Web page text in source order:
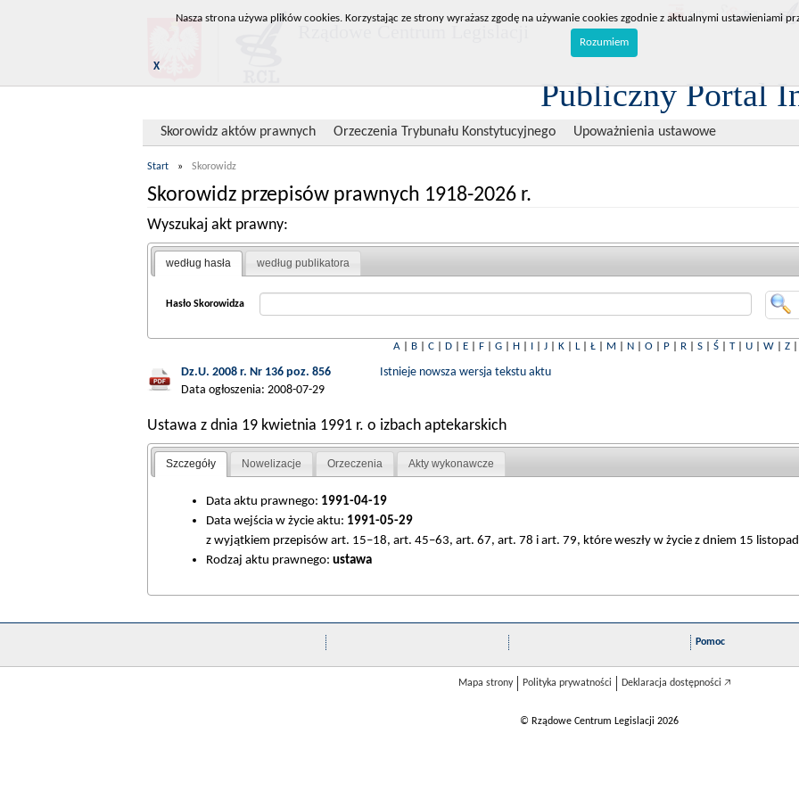
BIP RPL
Publiczny Portal
Skorowidz aktów prawnych Orzeczenia Trybunału Konstytucyjnego Upoważnienia ustawowe
Start » Skorowidz
Skorowidz przepisów prawnych 1918-2026 r.
Wyszukaj akt prawny:
według hasła według publikatora
Hasło Skorowidza
A| B| C| D| E| F| G| H| I| J| K| L| Ł| M N| O| P| R| S| Ś| T| U| W| Z|
Dz.U. 2008 r. Nr 136 poz. 856
Data ogłoszenia: 2008-07-29
Istnieje nowsza wersja tekstu aktu
Ustawa z dnia 19 kwietnia 1991 r. o izbach aptekarskich
Szczegóły Nowelizacje Orzeczenia Akty wykonawcze
Data aktu prawnego: 1991-04-19
Data wejścia w życie aktu: 1991-05-29
z wyjątkiem przepisów art. 15–18, art. 45–63, art. 67, art. 78 i art. 79, które weszły w życie z dniem 15
Rodzaj aktu prawnego: ustawa
Pomoc
Mapa strony Polityka prywatności Deklaracja dostępności 🡥
© Rządowe Centrum Legislacji 2026
Nasza strona używa plików cookies. Korzystając ze strony wyrażasz zgodę na używanie cookies zgodnie z aktualnymi ustawieniami
Rozumiem
X